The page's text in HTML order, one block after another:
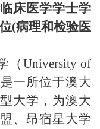
床医学学士学
(病理和检验医
（ University of
一所位于澳大
大学，为澳大
、昂宿星大学